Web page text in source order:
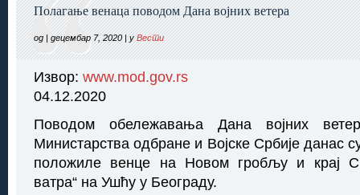
Полагање венаца поводом Дана војних ветера
од | децембар 7, 2020 | уВести
Извор: www.mod.gov.rs
04.12.2020
Поводом обележавања Дана војних
Министарства одбране и Војске Србије данас
положиле венце на Новом гробљу и крај
ватра“ на Ушћу у Београду.